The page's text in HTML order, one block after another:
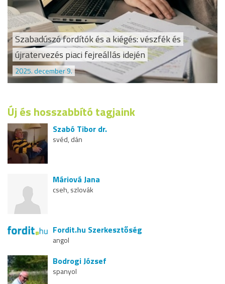
Szabadúszó fordítók és a kiégés: vészfék és
újratervezés piaci fejreállás idején
2025. december 9.
Új és hosszabbító tagjaink
Szabó Tibor dr.
svéd, dán
Máriová Jana
cseh, szlovák
Fordit.hu Szerkesztőség
angol
Bodrogi József
spanyol